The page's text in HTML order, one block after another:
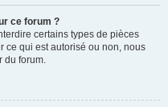
ce forum ?
certains types de pièces
ce qui est autorisé ou non, nous
du forum.